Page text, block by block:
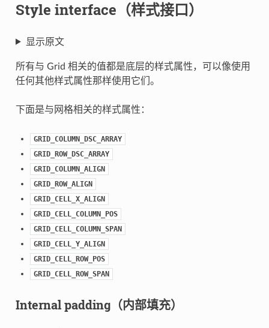
Style interface（样式接口）
显示原文
所有与 Grid 相关的值都是底层的样式属性，可以像使用
任何其他样式属性那样使用它们。
下面是与网格相关的样式属性：
GRID_COLUMN_DSC_ARRAY
GRID_ROW_DSC_ARRAY
GRID_COLUMN_ALIGN
GRID_ROW_ALIGN
GRID_CELL_X_ALIGN
GRID_CELL_COLUMN_POS
GRID_CELL_COLUMN_SPAN
GRID_CELL_Y_ALIGN
GRID_CELL_ROW_POS
GRID_CELL_ROW_SPAN
Internal padding（内部填充）